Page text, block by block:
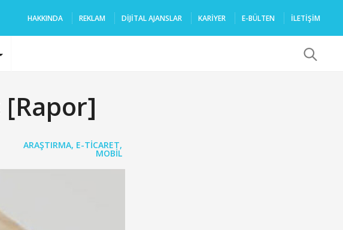
HAKKINDA REKLAM DIJITAL AJANSLAR KARIYER E-BÜLTEN İLETİŞİM
[Rapor]
ARAŞTIRMA, E-TICARET,
MOBIL